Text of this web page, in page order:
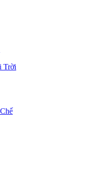
Trời